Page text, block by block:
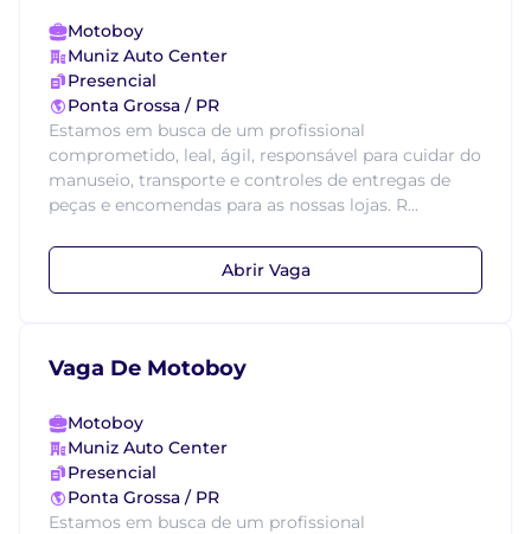
Motoboy
Muniz Auto Center
Presencial
Ponta Grossa / PR
Estamos em busca de um profissional
comprometido, leal, ágil, responsável para cuidar do
manuseio, transporte e controles de entregas de
peças e encomendas para as nossas lojas. R...
Abrir Vaga
Vaga De Motoboy
Motoboy
Muniz Auto Center
Presencial
Ponta Grossa / PR
Estamos em busca de um profissional